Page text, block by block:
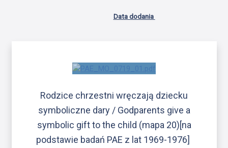
Data dodania
Rodzice chrzestni wręczają dziecku
symboliczne dary / Godparents give a
symbolic gift to the child (mapa 20)[na
podstawie badań PAE z lat 1969-1976]